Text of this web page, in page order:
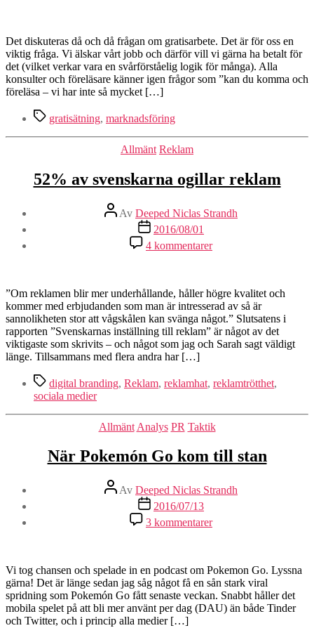
ju
bra
för
din
Det diskuteras då och då frågan om gratisarbete. Det är för oss en
viktig fråga. Vi älskar vårt jobb och därför vill vi gärna ha betalt för
det (vilket verkar vara en svårförståelig logik för många). Alla
konsulter och föreläsare känner igen frågor som ”kan du komma och
föreläsa – vi har inte så mycket […]
Etiketter
gratisätning, marknadsföring
Kategorier
Allmänt Reklam
52% av svenskarna ogillar reklam
Inläggsförfattare
Av Deeped Niclas Strandh
Inläggsdatum
2016/08/01
4 kommentarertill
524
ogillar
reklam
”Om reklamen blir mer underhållande, håller högre kvalitet och
kommer med erbjudanden som man är intresserad av så är
sannolikheten stor att vågskålen kan svänga något.” Slutsatens i
rapporten ”Svenskarnas inställning till reklam” är något av det
viktigaste som skrivits – och något som jag och Sarah sagt väldigt
länge. Tillsammans med flera andra har […]
Etiketter
digital branding, Reklam, reklamhat, reklamtrötthet,
sociala medier
Kategorier
Allmänt Analys PR Taktik
När Pokemón Go kom till stan
Inläggsförfattare
Av Deeped Niclas Strandh
Inläggsdatum
2016/07/13
3 kommentarertill
När
kom
till
stan
Vi tog chansen och spelade in en podcast om Pokemon Go. Lyssna
gärna! Det är länge sedan jag såg något få en sån stark viral
spridning som Pokemón Go fått senaste veckan. Snabbt håller det
mobila spelet på att bli mer använt per dag (DAU) än både Tinder
och Twitter, och i princip alla medier […]